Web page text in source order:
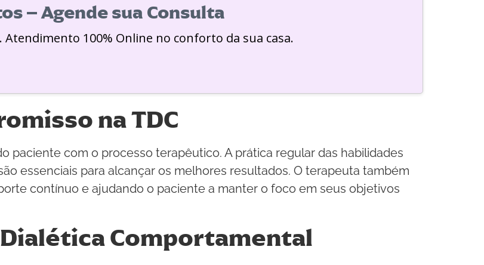
– Agende sua Consulta
Atendimento 100% Online no conforto da sua casa.
na TDC
paciente com o processo terapêutico. A prática regular das habilidades
essenciais para alcançar os melhores resultados. O terapeuta também
contínuo e ajudando o paciente a manter o foco em seus objetivos
Comportamental